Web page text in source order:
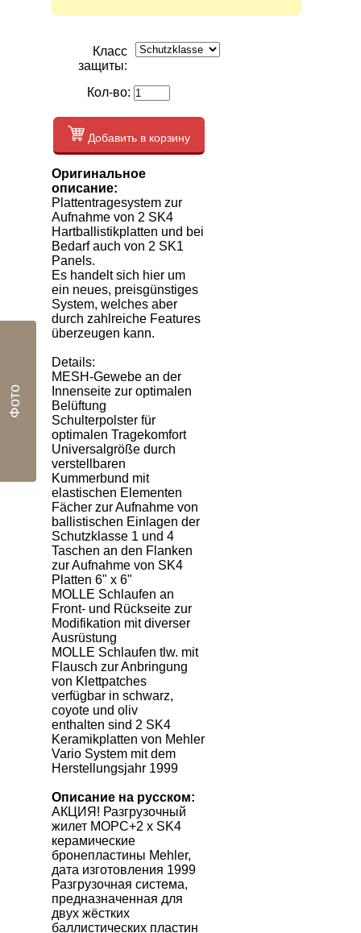
Класс
защиты:
Кол-во:
Добавить в корзину
Оригинальное
описание:
Plattentragesystem zur
Aufnahme von 2 SK4
Hartballistikplatten und bei
Bedarf auch von 2 SK1
Panels.
Es handelt sich hier um
ein neues, preisgünstiges
System, welches aber
durch zahlreiche Features
überzeugen kann.
Details:
MESH-Gewebe an der
Innenseite zur optimalen
Belüftung
Schulterpolster für
optimalen Tragekomfort
Universalgröße durch
verstellbaren
Kummerbund mit
elastischen Elementen
Fächer zur Aufnahme von
ballistischen Einlagen der
Schutzklasse 1 und 4
Taschen an den Flanken
zur Aufnahme von SK4
Platten 6" x 6"
MOLLE Schlaufen an
Front- und Rückseite zur
Modifikation mit diverser
Ausrüstung
MOLLE Schlaufen tlw. mit
Flausch zur Anbringung
von Klettpatches
verfügbar in schwarz,
coyote und oliv
enthalten sind 2 SK4
Keramikplatten von Mehler
Vario System mit dem
Herstellungsjahr 1999
Описание на русском:
АКЦИЯ! Разгрузочный
жилет МОРС+2 x SK4
керамические
бронепластины Mehler,
дата изготовления 1999
Разгрузочная система,
предназначенная для
двух жёстких
баллистических пластин
Фото